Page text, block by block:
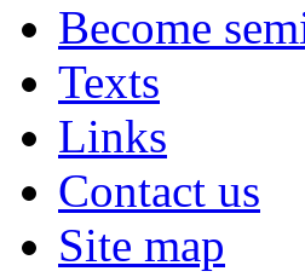
Become
Texts
Links
Contact us
Site map